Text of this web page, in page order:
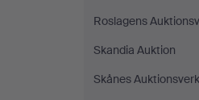
Roslagens
Skandia Auktion
Skånes Auktionsverk